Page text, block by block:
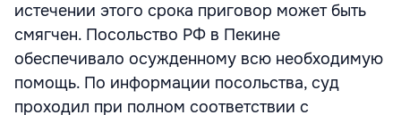
истечении этого срока приговор может быть
смягчен. Посольство РФ в Пекине
обеспечивало осужденному всю необходимую
помощь. По информации посольства, суд
проходил при полном соответствии с